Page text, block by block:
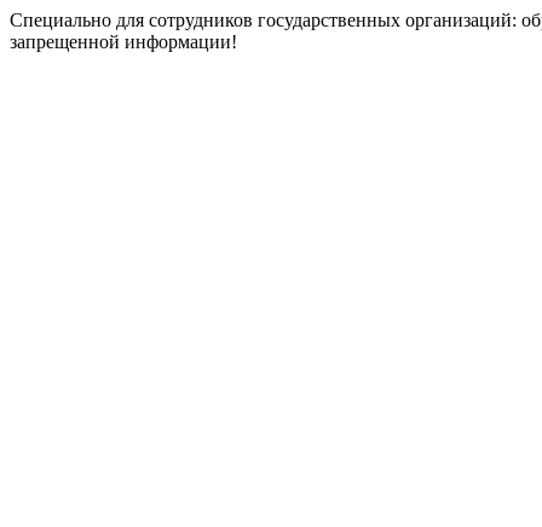
Специально для сотрудников государственных организаций:
запрещенной информации!